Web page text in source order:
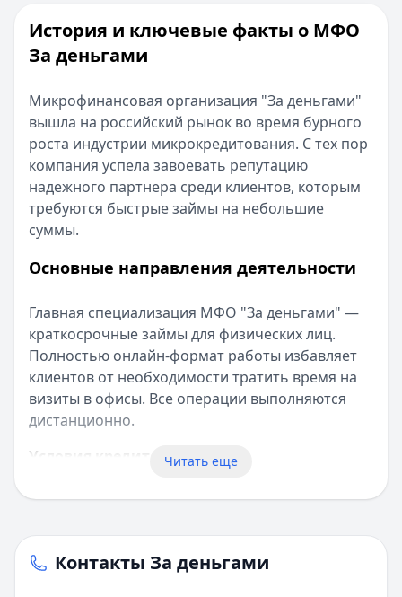
История и ключевые факты о МФО
За деньгами
Микрофинансовая организация "За деньгами"
вышла на российский рынок во время бурного
роста индустрии микрокредитования. С тех пор
компания успела завоевать репутацию
надежного партнера среди клиентов, которым
требуются быстрые займы на небольшие
суммы.
Основные направления деятельности
Главная специализация МФО "За деньгами" —
краткосрочные займы для физических лиц.
Полностью онлайн-формат работы избавляет
клиентов от необходимости тратить время на
визиты в офисы. Все операции выполняются
дистанционно.
Условия кредитования
дней. Ставка 1% в день входит в стандартный
диапазон для микрофинансового рынка.
Читать еще
Контакты За деньгами